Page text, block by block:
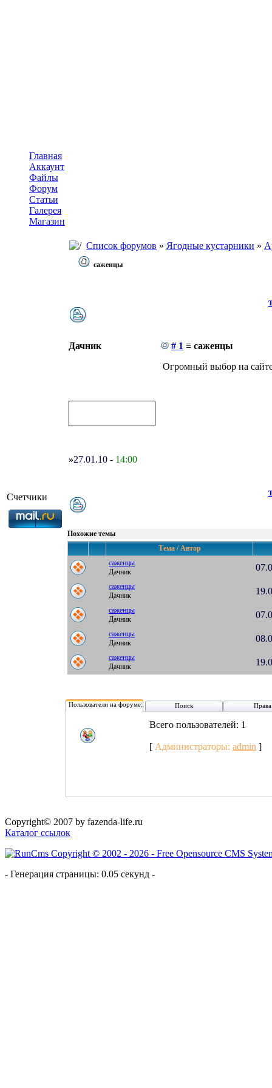
Главная
Аккаунт
Файлы
Форум
Статьи
Галерея
Магазин
Счетчики
Список форумов » Ягодные кустарники »
саженцы
Дачник # 1 ≡ саженцы
Огромный выбор на
»27.01.10 - 14:00
Похожие темы
Тема / Автор
саженцы
Дачник
саженцы
Дачник
саженцы
Дачник
саженцы
Дачник
саженцы
Дачник
Пользователи на форуме: Поиск Права
Всего пользователей: 1
[ Администраторы: admin ]
Copyright© 2007 by fazenda-life.ru
Каталог ссылок
- Генерация страницы: 0.05 секунд -